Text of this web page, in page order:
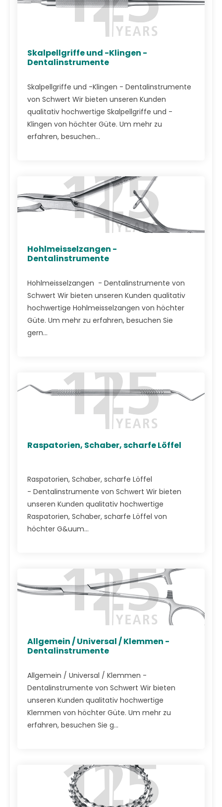
Skalpellgriffe und -Klingen -
Dentalinstrumente
Skalpellgriffe und -Klingen - Dentalinstrumente
von Schwert Wir bieten unseren Kunden
qualitativ hochwertige Skalpellgriffe und -
Klingen von höchter Güte. Um mehr zu
erfahren, besuchen...
Hohlmeisselzangen -
Dentalinstrumente
Hohlmeisselzangen - Dentalinstrumente von
Schwert Wir bieten unseren Kunden qualitativ
hochwertige Hohlmeisselzangen von höchter
Güte. Um mehr zu erfahren, besuchen Sie
gern...
Raspatorien, Schaber, scharfe Löffel
Raspatorien, Schaber, scharfe Löffel
- Dentalinstrumente von Schwert Wir bieten
unseren Kunden qualitativ hochwertige
Raspatorien, Schaber, scharfe Löffel von
höchter G&uum...
Allgemein / Universal / Klemmen -
Dentalinstrumente
Allgemein / Universal / Klemmen -
Dentalinstrumente von Schwert Wir bieten
unseren Kunden qualitativ hochwertige
Klemmen von höchter Güte. Um mehr zu
erfahren, besuchen Sie g...